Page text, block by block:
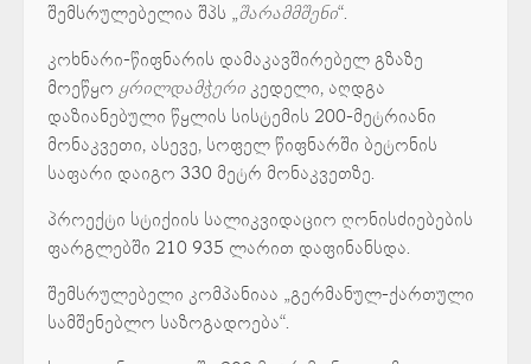
შემსრულებელია შპს „შარამმშენი“.
კოხნარი-წიფნარის დამაკავშირებელ გზაზე
მოეწყო ყრილდამჭერი კედელი, აღდგა
დაზიანებული წყლის სისტემის 200-მეტრიანი
მონაკვეთი, ასევე, სოფელ წიფნარში ბეტონის
საფარი დაიგო 330 მეტრ მონაკვეთზე.
პროექტი სტიქიის სალიკვიდაციო ღონისძიებების
ფარგლებში 210 935 ლარით დაფინანსდა.
შემსრულებელი კომპანიაა „გერმანულ-ქართული
სამშენებლო საზოგადოება“.